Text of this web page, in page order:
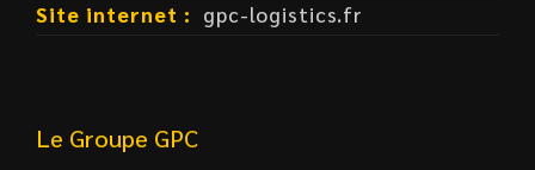
Site internet : gpc-logistics.fr
Le Groupe GPC